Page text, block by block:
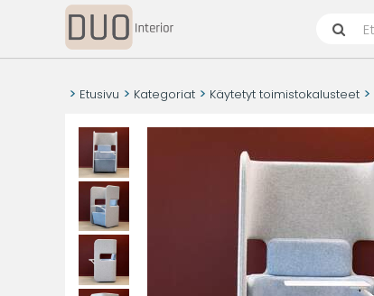
Etusivu Kategoriat Käytetyt toimistokalusteet